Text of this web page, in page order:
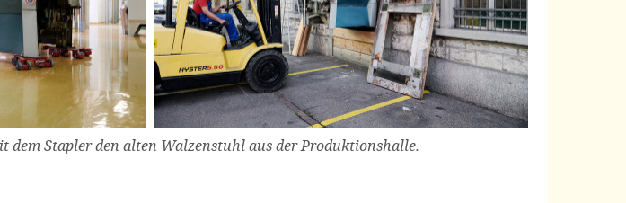
dem Stapler den alten Walzenstuhl aus der Produktionshalle.